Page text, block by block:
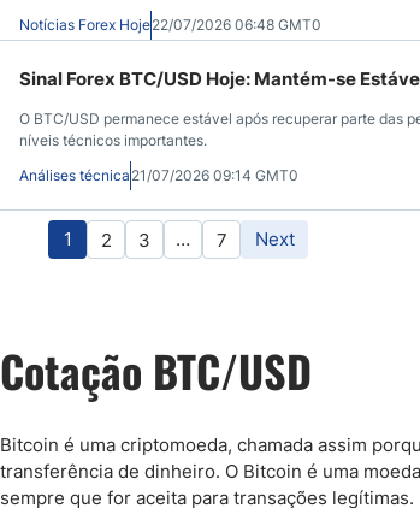
canais de baixa; inflação do Reino Unido abaixo do esperado.
Notícias Forex Hoje22/07/2026 06:48 GMT0
Sinal Forex BTC/USD Hoje: Mantém-se
O BTC/USD permanece estável após recuperar parte das
níveis técnicos importantes.
Análises técnica 21/07/2026 09:14 GMT0
1 2 3 … 7 Next
Cotação BTC/USD
Bitcoin é uma criptomoeda, chamada assim
transferência de dinheiro. O Bitcoin é uma
sempre que for aceita para transações